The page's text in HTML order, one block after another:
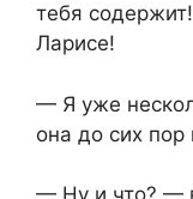
тебя
Ларисе!
— Я уже
она до сих